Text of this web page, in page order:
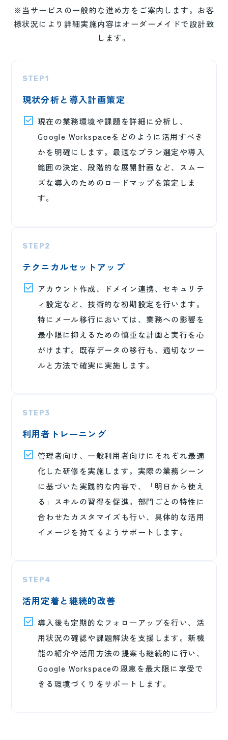
※当サービスの一般的な進め方をご案内します。お客
様状況により詳細実施内容はオーダーメイドで設計致
します。
STEP1
現状分析と導入計画策定
現在の業務環境や課題を詳細に分析し、
Google Workspaceをどのように活用すべき
かを明確にします。最適なプラン選定や導入
範囲の決定、段階的な展開計画など、スムー
ズな導入のためのロードマップを策定しま
す。
STEP2
テクニカルセットアップ
アカウント作成、ドメイン連携、セキュリテ
ィ設定など、技術的な初期設定を行います。
特にメール移行においては、業務への影響を
最小限に抑えるための慎重な計画と実行を心
がけます。既存データの移行も、適切なツー
ルと方法で確実に実施します。
STEP3
利用者トレーニング
管理者向け、一般利用者向けにそれぞれ最適
化した研修を実施します。実際の業務シーン
に基づいた実践的な内容で、「明日から使え
る」スキルの習得を促進。部門ごとの特性に
合わせたカスタマイズも行い、具体的な活用
イメージを持てるようサポートします。
STEP4
活用定着と継続的改善
導入後も定期的なフォローアップを行い、活
用状況の確認や課題解決を支援します。新機
能の紹介や活用方法の提案も継続的に行い、
Google Workspaceの恩恵を最大限に享受で
きる環境づくりをサポートします。